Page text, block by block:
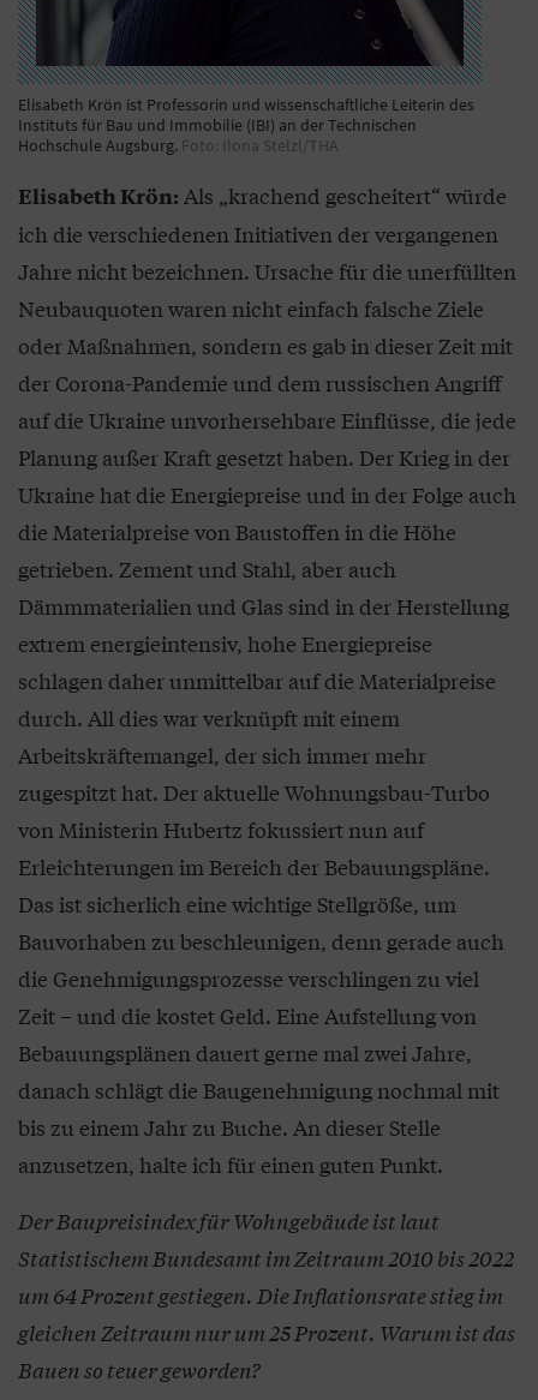
Elisabeth Krön ist Professorin und wissenschaftliche Leiterin des
Instituts für Bau und Immobilie (IBI) an der Technischen
Hochschule Augsburg. Foto: Ilona Stelzl/THA
Elisabeth Krön: Als „krachend gescheitert“ würde
ich die verschiedenen Initiativen der vergangenen
Jahre nicht bezeichnen. Ursache für die unerfüllten
Neubauquoten waren nicht einfach falsche Ziele
oder Maßnahmen, sondern es gab in dieser Zeit mit
der Corona-Pandemie und dem russischen Angriff
auf die Ukraine unvorhersehbare Einflüsse, die jede
Planung außer Kraft gesetzt haben. Der Krieg in der
Ukraine hat die Energiepreise und in der Folge auch
die Materialpreise von Baustoffen in die Höhe
getrieben. Zement und Stahl, aber auch
Dämmmaterialien und Glas sind in der Herstellung
extrem energieintensiv, hohe Energiepreise
schlagen daher unmittelbar auf die Materialpreise
durch. All dies war verknüpft mit einem
Arbeitskräftemangel, der sich immer mehr
zugespitzt hat. Der aktuelle Wohnungsbau-Turbo
von Ministerin Hubertz fokussiert nun auf
Erleichterungen im Bereich der Bebauungspläne.
Das ist sicherlich eine wichtige Stellgröße, um
Bauvorhaben zu beschleunigen, denn gerade auch
die Genehmigungsprozesse verschlingen zu viel
Zeit – und die kostet Geld. Eine Aufstellung von
Bebauungsplänen dauert gerne mal zwei Jahre,
danach schlägt die Baugenehmigung nochmal mit
bis zu einem Jahr zu Buche. An dieser Stelle
anzusetzen, halte ich für einen guten Punkt.
Der Baupreisindex für Wohngebäude ist laut
Statistischem Bundesamt im Zeitraum 2010 bis 2022
um 64 Prozent gestiegen. Die Inflationsrate stieg im
gleichen Zeitraum nur um 25 Prozent. Warum ist das
Bauen so teuer geworden?